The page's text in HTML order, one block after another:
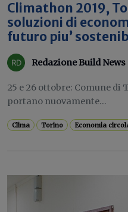
Climathon 2019,
soluzioni di
futuro piu’
Redazione Build News
25 e 26 ottobre: Comune
portano nuovamente...
Clima Torino Economia